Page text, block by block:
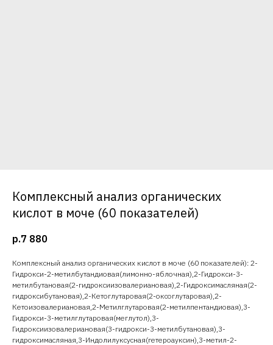
Комплексный анализ органических
кислот в моче (60 показателей)
р.7 880
Комплексный анализ органических кислот в моче (60 показателей): 2-
Гидрокси-2-метилбутандиовая(лимонно-яблочная),2-Гидрокси-3-
метилбутановая(2-гидроксиизовалериановая),2-Гидроксимасляная(2-
гидроксибутановая),2-Кетоглутаровая(2-оксоглутаровая),2-
Кетоизовалериановая,2-Метилглутаровая(2-метилпентандиовая),3-
Гидрокси-3-метилглутаровая(меглутол),3-
Гидроксиизовалериановая(3-гидрокси-3-метилбутановая),3-
гидроксимасляная,3-Индолилуксусная(гетероауксин),3-метил-2-